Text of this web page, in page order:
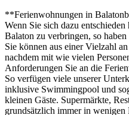
**Ferienwohnungen in
Wenn Sie sich dazu
Balaton zu verbringen, so
Sie können aus einer Vielzahl
nachdem mit wie vielen
Anforderungen Sie an die
So verfügen viele unserer
inklusive Swimmingpool und
kleinen Gäste. Supermärkte,
grundsätzlich immer in wenigen